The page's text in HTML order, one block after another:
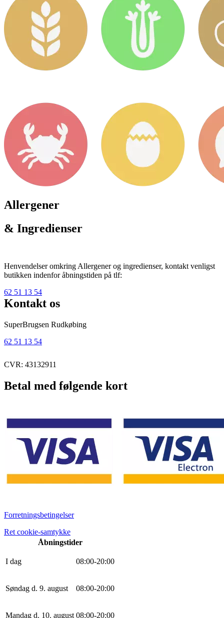
Allergener
& Ingredienser
Henvendelser omkring Allergener og ingredienser, kontakt venligst
butikken indenfor åbningstiden på tlf:
62 51 13 54
Kontakt os
SuperBrugsen Rudkøbing
62 51 13 54
CVR: 43132911
Betal med følgende kort
Forretningsbetingelser
Ret cookie-samtykke
Åbningstider
I dag 08:00-20:00
Søndag d. 9. august 08:00-20:00
Mandag d. 10. august 08:00-20:00